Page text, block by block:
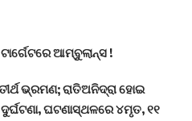
ଆମ୍ବୁଲାନ୍ସ !
ତୀର୍ଥ ଭ୍ରମଣ; ରାତିଅନିଦ୍ରା ହୋଇ
ଘଟଣାସ୍ଥଳରେ ୪ମୃତ, ୧୧